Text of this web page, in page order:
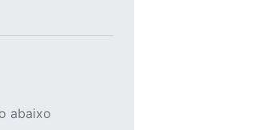
abaixo